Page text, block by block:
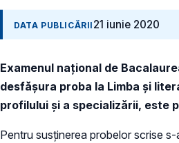
DATA PUBLICĂRII 21 iunie 2020
Examenul național de
desfășura proba la Limba și
profilului și a specializării, este
Pentru susținerea probelor scrise